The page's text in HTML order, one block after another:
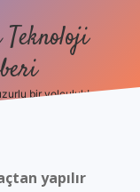
bir yolculuk!
yapılır